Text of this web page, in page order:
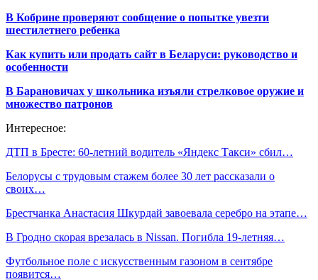
В Кобрине проверяют сообщение о попытке увезти
шестилетнего ребенка
Как купить или продать сайт в Беларуси: руководство и
особенности
В Барановичах у школьника изъяли стрелковое оружие и
множество патронов
Интересное:
ДТП в Бресте: 60-летний водитель «Яндекс Такси» сбил…
Белорусы с трудовым стажем более 30 лет рассказали о
своих…
Брестчанка Анастасия Шкурдай завоевала серебро на этапе…
В Гродно скорая врезалась в Nissan. Погибла 19-летняя…
Футбольное поле с искусственным газоном в сентябре
появится…